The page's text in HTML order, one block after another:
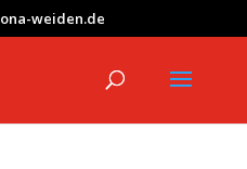
weiden.de